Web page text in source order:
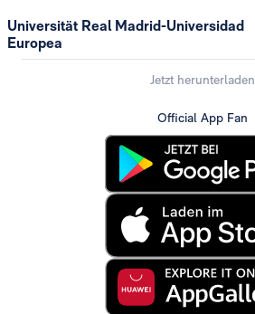
Universität Real Madrid-Universidad
Europea
Jetzt herunterladen
Official App Fan